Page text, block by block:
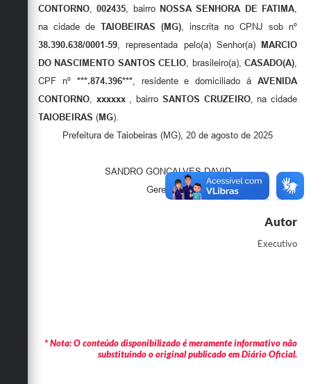
CONTORNO ,002435 , bairro NOSSA SENHORA DE FATIMA
na cidade de TAIOBEIRAS (MG) , inscrita no CPNJ sob nº
38.390.638/0001-59 , representada pelo(a) Senhor(a)
MARCIO
DO NASCIMENTO SANTOS CELIO , brasileiro(a),CASADO(A)
CPF nº ***.874.396***, residente e domiciliado áAVENIDA
CONTORNO
xxxxxx, bairro SANTOS CRUZEIRO, na cidade
TAIOBEIRAS (MG).
Prefeitura de Taiobeiras (MG), 20 de agosto de 2025
SANDRO GONÇALVES DAVID
Gerente III
Autor
Executivo
* Nota: O conteúdo disponibilizado é meramente informativo não
substituindo o original publicado em Diário Oficial.